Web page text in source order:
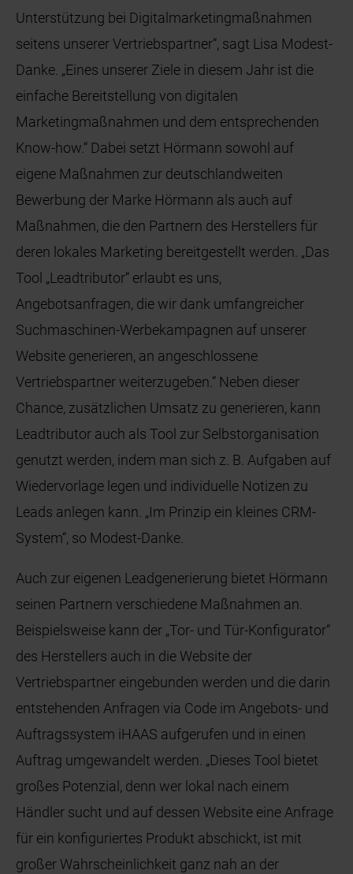
Unterstützung bei Digitalmarketingmaßnahmen
seitens unserer Vertriebspartner“, sagt Lisa Modest-
Danke. „Eines unserer Ziele in diesem Jahr ist die
einfache Bereitstellung von digitalen
Marketingmaßnahmen und dem entsprechenden
Know-how.“ Dabei setzt Hörmann sowohl auf
eigene Maßnahmen zur deutschlandweiten
Bewerbung der Marke Hörmann als auch auf
Maßnahmen, die den Partnern des Herstellers für
deren lokales Marketing bereitgestellt werden. „Das
Tool „Leadtributor“ erlaubt es uns,
Angebotsanfragen, die wir dank umfangreicher
Suchmaschinen-Werbekampagnen auf unserer
Website generieren, an angeschlossene
Vertriebspartner weiterzugeben.“ Neben dieser
Chance, zusätzlichen Umsatz zu generieren, kann
Leadtributor auch als Tool zur Selbstorganisation
genutzt werden, indem man sich z. B. Aufgaben auf
Wiedervorlage legen und individuelle Notizen zu
Leads anlegen kann. „Im Prinzip ein kleines CRM-
System“, so Modest-Danke.
Auch zur eigenen Leadgenerierung bietet Hörmann
seinen Partnern verschiedene Maßnahmen an.
Beispielsweise kann der „Tor- und Tür-Konfigurator“
des Herstellers auch in die Website der
Vertriebspartner eingebunden werden und die darin
entstehenden Anfragen via Code im Angebots- und
Auftragssystem iHAAS aufgerufen und in einen
Auftrag umgewandelt werden. „Dieses Tool bietet
großes Potenzial, denn wer lokal nach einem
Händler sucht und auf dessen Website eine Anfrage
für ein konfiguriertes Produkt abschickt, ist mit
großer Wahrscheinlichkeit ganz nah an der